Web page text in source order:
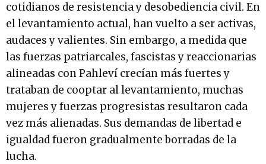
cotidianos de resistencia y desobediencia civil. En
el levantamiento actual, han vuelto a ser activas,
audaces y valientes. Sin embargo, a medida que
las fuerzas patriarcales, fascistas y reaccionarias
alineadas con Pahleví crecían más fuertes y
trataban de cooptar al levantamiento, muchas
mujeres y fuerzas progresistas resultaron cada
vez más alienadas. Sus demandas de libertad e
igualdad fueron gradualmente borradas de la
lucha.